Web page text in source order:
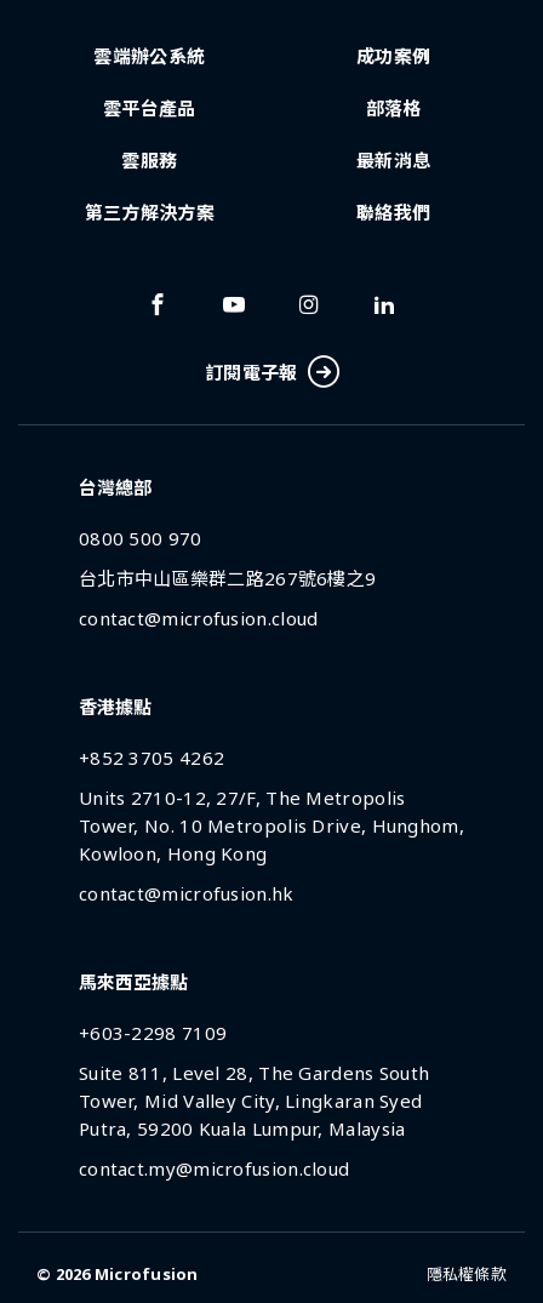
雲端辦公系統
雲平台產品
雲服務
第三方解決方案
成功案例
部落格
最新消息
聯絡我們
訂閱電子報
台灣總部
0800 500 970
台北市中山區樂群二路267號6樓之9
contact@microfusion.cloud
香港據點
+852 3705 4262
Units 2710-12, 27/F, The Metropolis
Tower, No. 10 Metropolis Drive, Hunghom,
Kowloon, Hong Kong
contact@microfusion.hk
馬來西亞據點
+603-2298 7109
Suite 811, Level 28, The Gardens South
Tower, Mid Valley City, Lingkaran Syed
Putra, 59200 Kuala Lumpur, Malaysia
contact.my@microfusion.cloud
© 2026 Microfusion 隱私權條款